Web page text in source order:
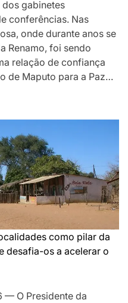
gabinetes
conferências. Nas
onde durante anos se
Renamo, foi sendo
relação de confiança
de Maputo para a Paz…
como pilar da
desafia-os a acelerar o
— O Presidente da